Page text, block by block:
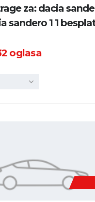
za: dacia
sandero 1 1
oglasa